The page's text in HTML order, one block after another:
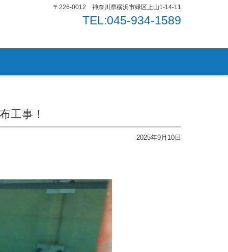
〒226-0012 神奈川県横浜市緑区上山1-14-11
TEL:045-934-1589
工事！
2025年9月10日